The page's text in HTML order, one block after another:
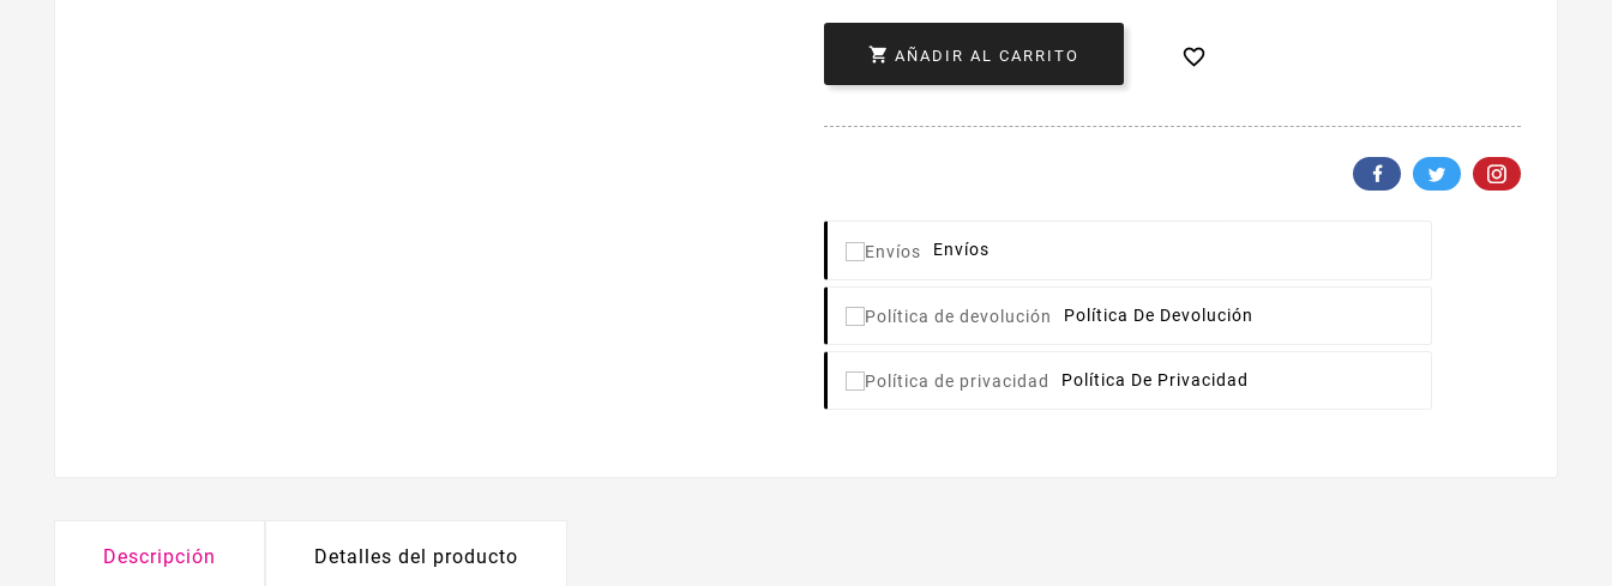
 AÑADIR AL CARRITO 
Envíos
Política De Devolución
Política De Privacidad
Descripción Detalles del producto